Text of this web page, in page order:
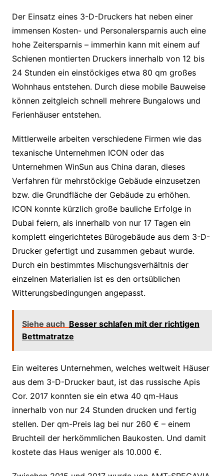
Der Einsatz eines 3-D-Druckers hat neben einer
immensen Kosten- und Personalersparnis auch eine
hohe Zeitersparnis – immerhin kann mit einem auf
Schienen montierten Druckers innerhalb von 12 bis
24 Stunden ein einstöckiges etwa 80 qm großes
Wohnhaus entstehen. Durch diese mobile Bauweise
können zeitgleich schnell mehrere Bungalows und
Ferienhäuser entstehen.
Mittlerweile arbeiten verschiedene Firmen wie das
texanische Unternehmen ICON oder das
Unternehmen WinSun aus China daran, dieses
Verfahren für mehrstöckige Gebäude einzusetzen
bzw. die Grundfläche der Gebäude zu erhöhen.
ICON konnte kürzlich große bauliche Erfolge in
Dubai feiern, als innerhalb von nur 17 Tagen ein
komplett eingerichtetes Bürogebäude aus dem 3-D-
Drucker gefertigt und zusammen gebaut wurde.
Durch ein bestimmtes Mischungsverhältnis der
einzelnen Materialien ist es den ortsüblichen
Witterungsbedingungen angepasst.
Siehe auch Besser schlafen mit der richtigen
Bettmatratze
Ein weiteres Unternehmen, welches weltweit Häuser
aus dem 3-D-Drucker baut, ist das russische Apis
Cor. 2017 konnten sie ein etwa 40 qm-Haus
innerhalb von nur 24 Stunden drucken und fertig
stellen. Der qm-Preis lag bei nur 260 € – einem
Bruchteil der herkömmlichen Baukosten. Und damit
kostete das Haus weniger als 10.000 €.